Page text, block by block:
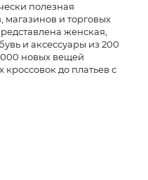
полезная
и торговых
женская,
и аксессуары из 200
новых вещей
до платьев с